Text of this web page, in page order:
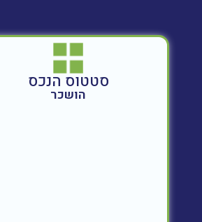
סטטוס הנכס
הושכר